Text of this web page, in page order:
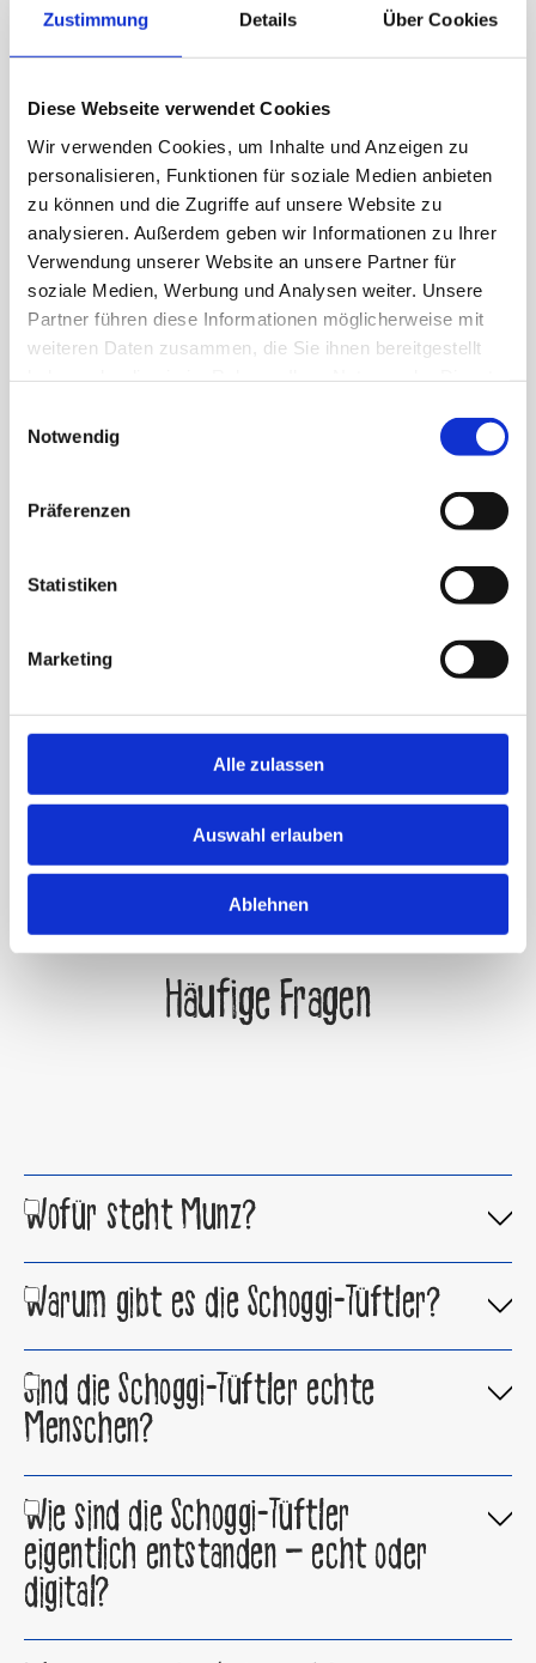
Zustimmung Details Über Cookies
Diese Webseite verwendet Cookies
Wir verwenden Cookies, um Inhalte und Anzeigen zu
personalisieren, Funktionen für soziale Medien anbieten
zu können und die Zugriffe auf unsere Website zu
analysieren. Außerdem geben wir Informationen zu Ihrer
Verwendung unserer Website an unsere Partner für
soziale Medien, Werbung und Analysen weiter. Unsere
Partner führen diese Informationen möglicherweise mit
weiteren Daten zusammen, die Sie ihnen bereitgestellt
Notwendig
Präferenzen
Statistiken
Marketing
Alle zulassen
Auswahl erlauben
Ablehnen
Unser gemütlicher Schoggi-Tüftler vereint Tradition,
Erfahrung und echte Handwerkskunst. Er kennt die
immer die beste Qualität zu erreichen.
Eine Traumwelt von der Realität
inspiriert
Grenzen zwischen Wirklichkeit und Fantasie.
Wachsen dort tatsächlich Schoggi-Bananen an
Schoggi-Tüftler feinste Schokolade auf ihre
Neugierig?
Häufige Fragen
Wofür steht Munz?
Warum gibt es die Schoggi-Tüftler?
Sind die Schoggi-Tüftler echte
Menschen?
Wie sind die Schoggi-Tüftler
eigentlich entstanden – echt oder
digital?